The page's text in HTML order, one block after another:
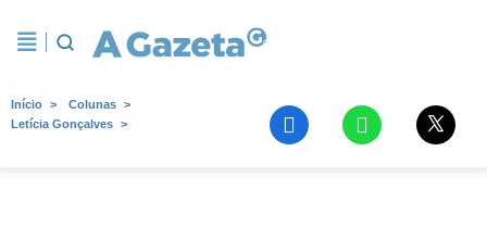
Início
Colunas
Letícia Gonçalves